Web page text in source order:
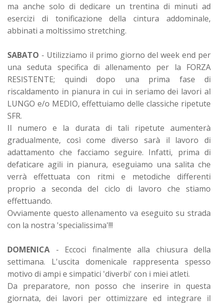
ma anche solo di dedicare un trentina di minuti ad
esercizi di tonificazione della cintura addominale,
abbinati a moltissimo stretching.
SABATO - Utilizziamo il primo giorno del week end per
una seduta specifica di allenamento per la FORZA
RESISTENTE; quindi dopo una prima fase di
riscaldamento in pianura in cui in seriamo dei lavori al
LUNGO e/o MEDIO, effettuiamo delle classiche ripetute
SFR.
Il numero e la durata di tali ripetute aumenterà
gradualmente, così come diverso sarà il lavoro di
adattamento che facciamo seguire. Infatti, prima di
defaticare agili in pianura, eseguiamo una salita che
verrà effettuata con ritmi e metodiche differenti
proprio a seconda del ciclo di lavoro che stiamo
effettuando.
Ovviamente questo allenamento va eseguito su strada
con la nostra 'specialissima'!!!
DOMENICA - Eccoci finalmente alla chiusura della
settimana. L'uscita domenicale rappresenta spesso
motivo di ampi e simpatici 'diverbi' con i miei atleti.
Da preparatore, non posso che inserire in questa
giornata, dei lavori per ottimizzare ed integrare il